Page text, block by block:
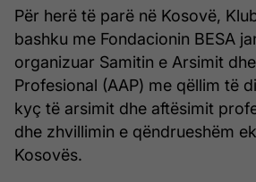
Për herë të parë në Kosovë,
bashku me Fondacionin BESA
organizuar Samitin e Arsimit
Profesional (AAP) me qëllim të
kyç të arsimit dhe aftësimit
dhe zhvillimin e qëndrueshëm
Kosovës.